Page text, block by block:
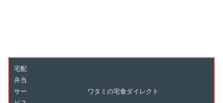
宅配
弁当
サー
ワタミの宅食ダイレクト